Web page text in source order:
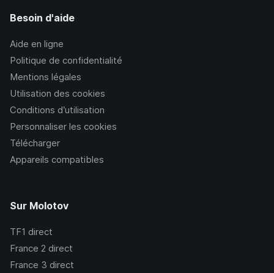
Besoin d'aide
Aide en ligne
Politique de confidentialité
Mentions légales
Utilisation des cookies
Conditions d’utilisation
Personnaliser les cookies
Télécharger
Appareils compatibles
Sur Molotov
TF1 direct
France 2 direct
France 3 direct